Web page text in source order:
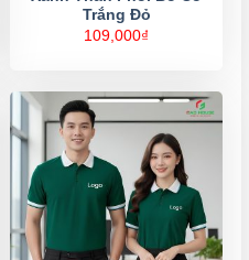
Trắng Đỏ
109,000₫